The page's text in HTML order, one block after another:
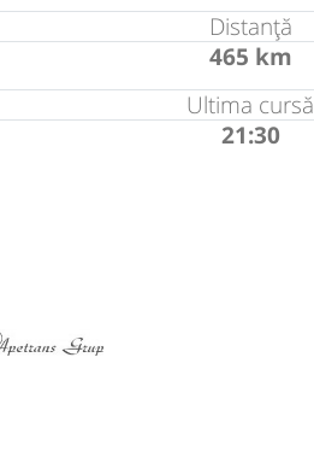
Distanță
465 km
Ultima cursă
21:30